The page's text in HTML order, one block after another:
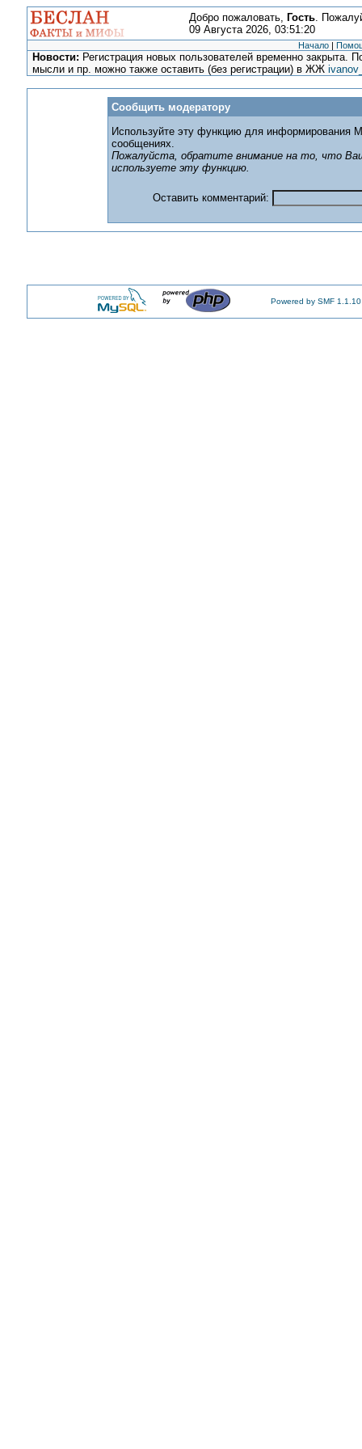
Добро пожаловать, Гость.
09 Августа 2026, 03:51:20
Начало |
Новости: Регистрация новых пользователей временно закрыта.
мысли и пр. можно также оставить (без регистрации) в ЖЖ
Сообщить модератору
Используйте эту функцию для информирования
сообщениях.
Пожалуйста, обратите внимание на то, что
используете эту функцию.
Оставить комментарий:
Powered by SMF 1.1.10